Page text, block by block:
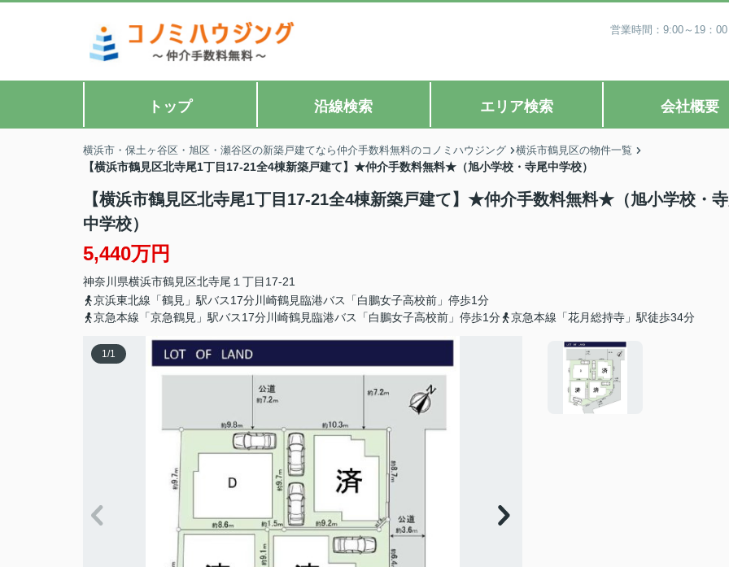
営業時間：9:00～19：
トップ 沿線検索 エリア検索 会社概要
横浜市・保土ヶ谷区・旭区・瀬谷区の新築戸建てなら仲介手数料無料のコノミハウジング 横浜市鶴見区の物件一覧
【横浜市鶴見区北寺尾1丁目17-21全4棟新築戸建て】★仲介手数料無料★（旭小学校・寺尾中学校）
【横浜市鶴見区北寺尾1丁目17-21全4棟新築戸建て】★仲介手数料無料★（旭小学校・
中学校）
5,440万円
神奈川県横浜市鶴見区北寺尾 １丁目17-21
京浜東北線「鶴見」駅バス17分川崎鶴見臨港バス「白鵬女子高校前」停歩1分
京急本線「京急鶴見」駅バス17分川崎鶴見臨港バス「白鵬女子高校前」停歩1分
京急本線「花月総持寺」駅徒歩34分
1/1